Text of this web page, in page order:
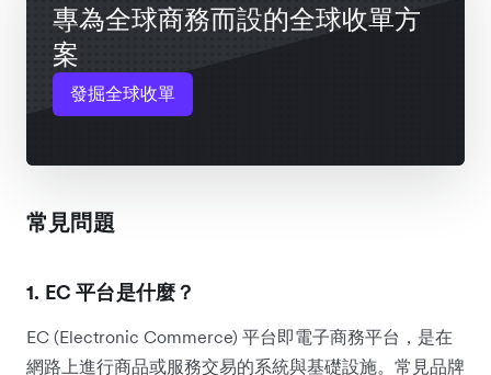
專為全球商務而設的全球收單方
案
發掘全球收單
常見問題
1. EC 平台是什麼？
EC (Electronic Commerce) 平台即電子商務平台，是在
網路上進行商品或服務交易的系統與基礎設施。常見品牌